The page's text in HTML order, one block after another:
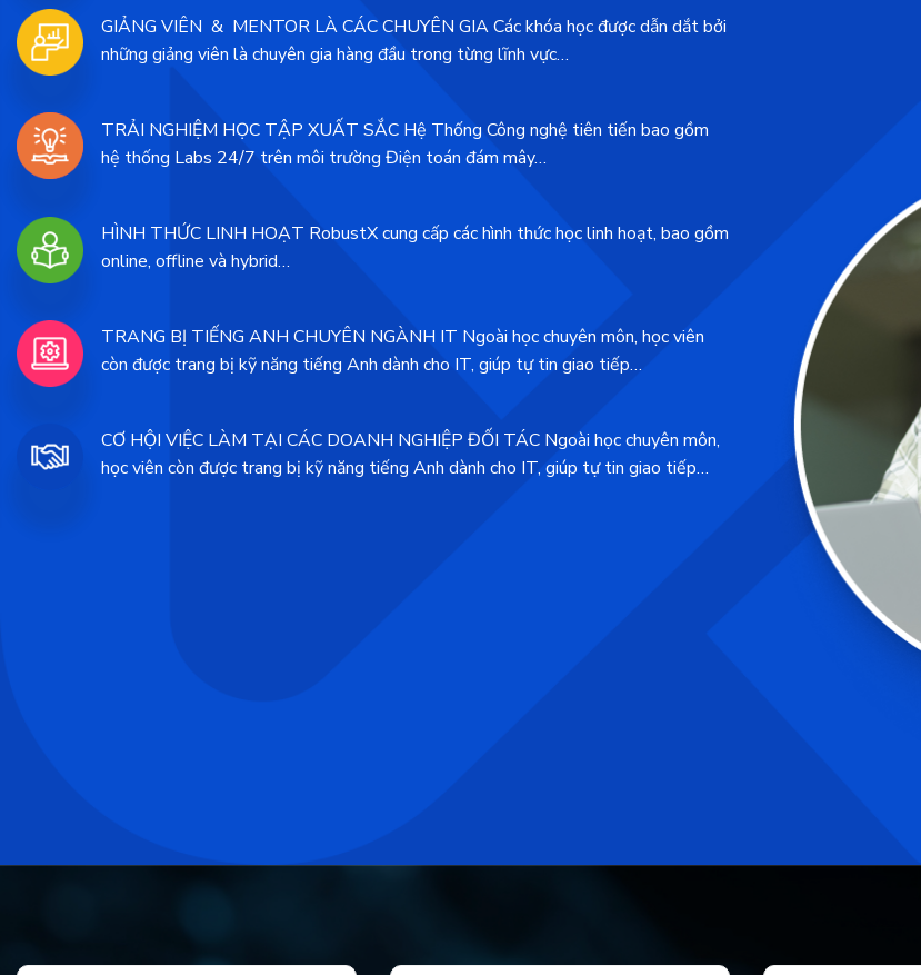
GIẢNG VIÊN & MENTOR LÀ CÁC CHUYÊN GIA Các khóa học được dẫn dắt bởi
những giảng viên là chuyên gia hàng đầu trong từng lĩnh vực…
TRẢI NGHIỆM HỌC TẬP XUẤT SẮC Hệ Thống Công nghệ tiên tiến bao gồm
hệ thống Labs 24/7 trên môi trường Điện toán đám mây…
HÌNH THỨC LINH HOẠT RobustX cung cấp các hình thức học linh hoạt, bao gồm
online, offline và hybrid…
TRANG BỊ TIẾNG ANH CHUYÊN NGÀNH IT Ngoài học chuyên môn, học viên
còn được trang bị kỹ năng tiếng Anh dành cho IT, giúp tự tin giao tiếp…
CƠ HỘI VIỆC LÀM TẠI CÁC DOANH NGHIỆP ĐỐI TÁC Ngoài học chuyên môn,
học viên còn được trang bị kỹ năng tiếng Anh dành cho IT, giúp tự tin giao tiếp…